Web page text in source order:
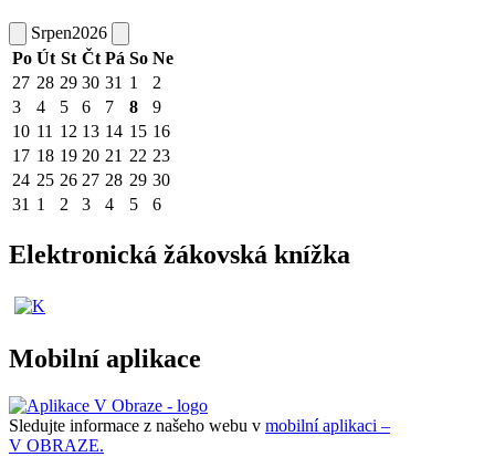
Srpen2026
Po Út St Čt Pá So Ne
27 28 29 30 31 1
2
3
4 5 6 7 8
9
10 11 12 13 14 15 16
17 18 19 20 21 22 23
24 25 26 27 28 29 30
31 1 2 3 4 5 6
Elektronická žákovská knížka
Mobilní aplikace
Sledujte informace z našeho webu v mobilní aplikaci –
V OBRAZE.